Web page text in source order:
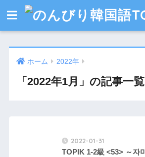
ホーム 2022年
「2022年1月」の記事一覧
2022-01-31